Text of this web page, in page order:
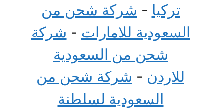
تركيا - شركة شحن من
السعودية للامارات - شركة
شحن من السعودية
للاردن - شركة شحن من
السعودية لسلطنة